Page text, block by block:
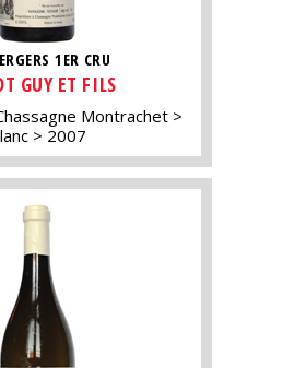
1ER CRU
GUY ET FILS
Montrachet
2007